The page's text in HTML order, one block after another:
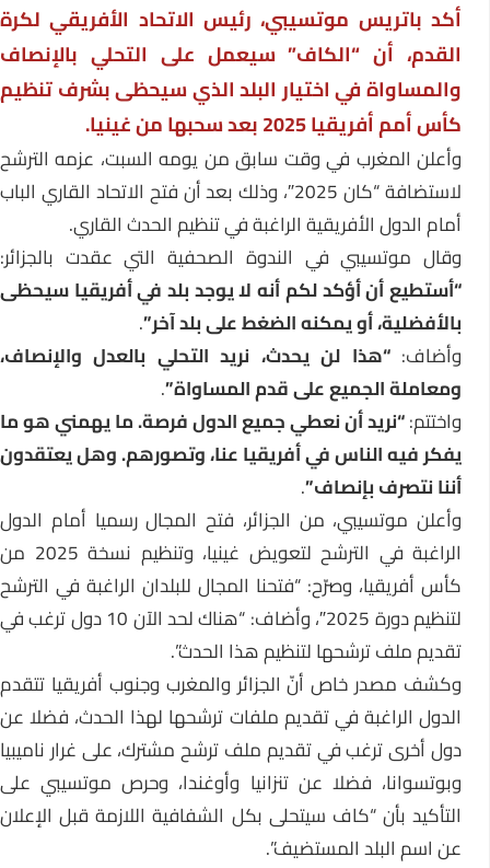
أكد باتريس موتسيبي، رئيس الاتحاد الأفريقي لكرة
القدم، أن “الكاف” سيعمل على التحلي بالإنصاف
والمساواة في اختيار البلد الذي سيحظى بشرف تنظيم
كأس أمم أفريقيا 2025 بعد سحبها من غينيا.
وأعلن المغرب في وقت سابق من يومه السبت، عزمه الترشح
لاستضافة “كان 2025″، وذلك بعد أن فتح الاتحاد القاري الباب
أمام الدول الأفريقية الراغبة في تنظيم الحدث القاري.
وقال موتسيبي في الندوة الصحفية التي عقدت بالجزائر:
“أستطيع أن أؤكد لكم أنه لا يوجد بلد في أفريقيا سيحظى
بالأفضلية، أو يمكنه الضغط على بلد آخر”.
وأضاف:“هذا لن يحدث، نريد التحلي بالعدل والإنصاف،
ومعاملة الجميع على قدم المساواة”.
واختتم:“نريد أن نعطي جميع الدول فرصة. ما يهمني هو ما
يفكر فيه الناس في أفريقيا عنا، وتصورهم. وهل يعتقدون
أننا نتصرف بإنصاف”.
وأعلن موتسيبي، من الجزائر، فتح المجال رسميا أمام الدول
الراغبة في الترشح لتعويض غينيا، وتنظيم نسخة 2025 من
كأس أفريقيا، وصرّح: “فتحنا المجال للبلدان الراغبة في الترشح
لتنظيم دورة 2025″، وأضاف: “هناك لحد الآن 10 دول ترغب في
تقديم ملف ترشحها لتنظيم هذا الحدث”.
وكشف مصدر خاص أنّ الجزائر والمغرب وجنوب أفريقيا تتقدم
الدول الراغبة في تقديم ملفات ترشحها لهذا الحدث، فضلا عن
دول أخرى ترغب في تقديم ملف ترشح مشترك، على غرار ناميبيا
وبوتسوانا، فضلا عن تنزانيا وأوغندا، وحرص موتسيبي على
التأكيد بأن “كاف سيتحلى بكل الشفافية اللازمة قبل الإعلان
عن اسم البلد المستضيف”.